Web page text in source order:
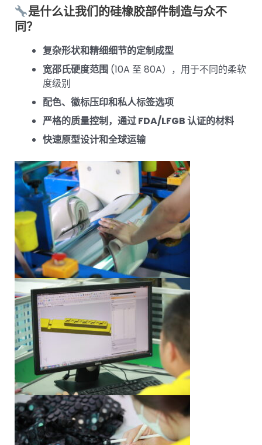
是什么让我们的硅橡胶部件制造与众不
同？
复杂形状和精细细节的定制成型
宽邵氏硬度范围 (10A 至 80A），用于不同的柔软
度级别
配色、徽标压印和私人标签选项
严格的质量控制，通过 FDA/LFGB 认证的材料
快速原型设计和全球运输